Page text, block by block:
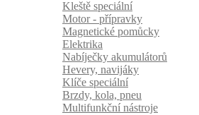
Kleště speciální
Motor - přípravky
Magnetické pomůcky
Elektrika
Nabíječky akumulátorů
Hevery, navijáky
Klíče speciální
Brzdy, kola, pneu
Multifunkční nástroje